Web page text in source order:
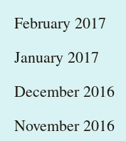
February 2017
January 2017
December 2016
November 2016